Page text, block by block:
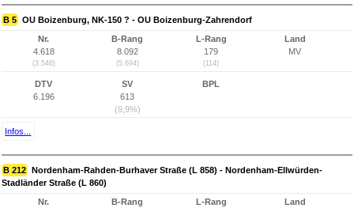
B 5 OU Boizenburg, NK-150 ? - OU Boizenburg-Zahrendorf
Nr.
4.618
(3.546)
B-Rang
8.092
(5.694)
L-Rang
179
(114)
Land
MV
DTV
6.196
SV
613
(9,9%)
BPL
Infos...
B 212 Nordenham-Rahden-Burhaver Straße (L 858) - Nordenham-Ellwürden-
Stadländer Straße (L 860)
Nr.
B-Rang
L-Rang
Land